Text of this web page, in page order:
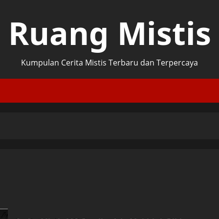
Ruang Mistis
Kumpulan Cerita Mistis Terbaru dan Terpercaya